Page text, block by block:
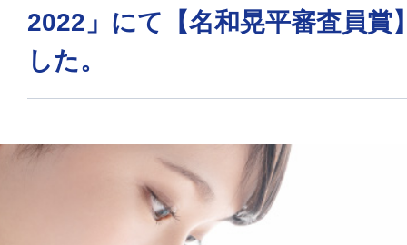
2022」にて【名和晃平審査員賞
した。